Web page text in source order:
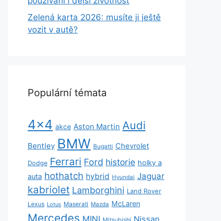
Zelená karta 2026: musíte ji ještě
vozit v autě?
Populární témata
4x4 akce Aston Martin Audi
Bentley BMW Bugatti Chevrolet
Dodge Ferrari Ford historie holky a
auta hothatch hybrid Hyundai Jaguar
kabriolet Lamborghini Land Rover
Lexus Lotus Maserati Mazda McLaren
Mercedes MINI Mitsubishi Nissan